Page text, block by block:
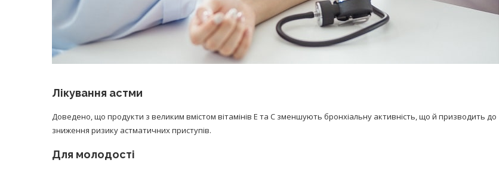
Лікування астми
Доведено, що продукти з великим вмістом вітамінів Е та С зменшують бронхіальну активність, що й призводить до
зниження ризику астматичних приступів.
Для молодості